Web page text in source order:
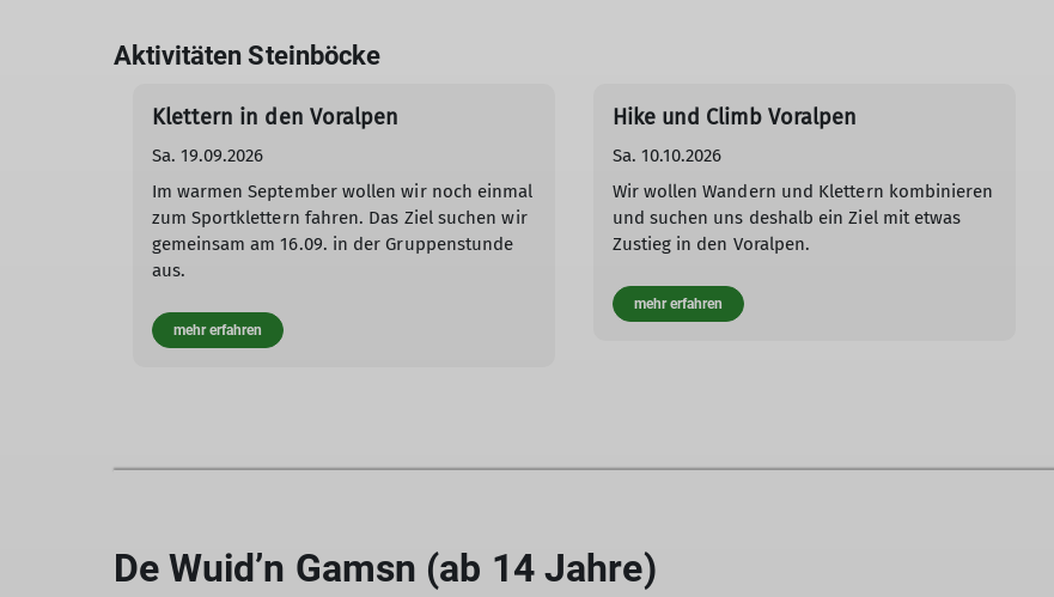
Aktivitäten Steinböcke
Klettern in den Voralpen
Sa. 19.09.2026
Im warmen September wollen wir noch einmal
zum Sportklettern fahren. Das Ziel suchen wir
gemeinsam am 16.09. in der Gruppenstunde
aus.
mehr erfahren
Hike und Climb Voralpen
Sa. 10.10.2026
Wir wollen Wandern und Klettern kombinieren
und suchen uns deshalb ein Ziel mit etwas
Zustieg in den Voralpen.
mehr erfahren
De Wuid’n Gamsn (ab 14 Jahre)